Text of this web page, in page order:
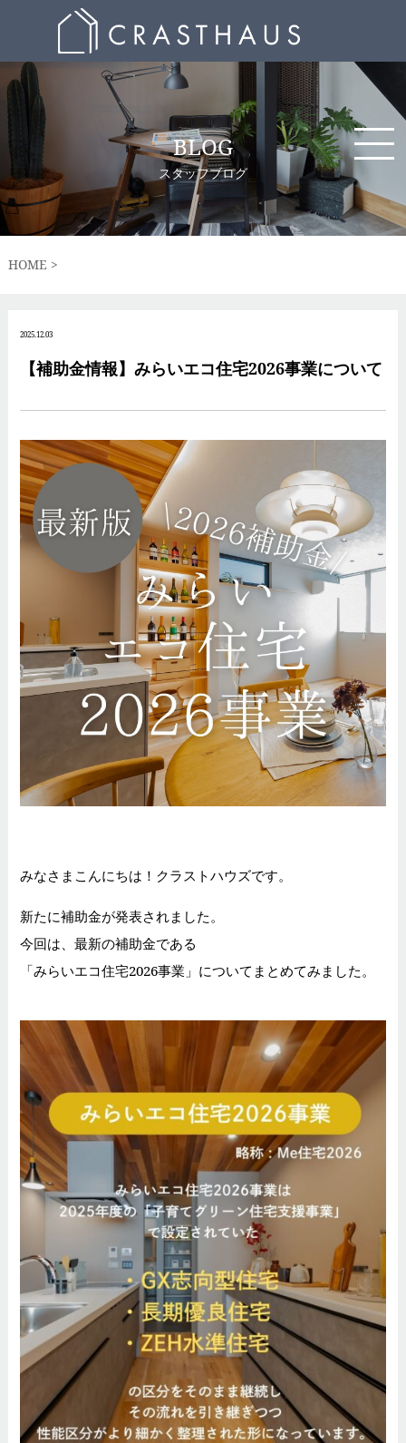
BLOG
スタッフブログ
HOME
2025.12.03
【補助金情報】みらいエコ住宅2026事業について
みなさまこんにちは！クラストハウズです。
新たに補助金が発表されました。
今回は、最新の補助金である
「みらいエコ住宅2026事業」についてまとめてみました。